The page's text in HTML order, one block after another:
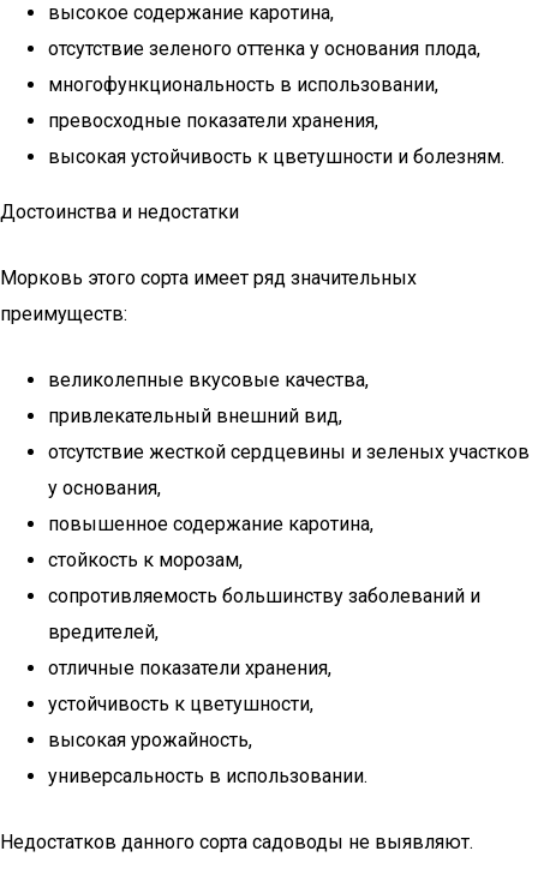
высокое содержание каротина,
отсутствие зеленого оттенка у основания плода,
многофункциональность в использовании,
превосходные показатели хранения,
высокая устойчивость к цветушности и болезням.
Достоинства и недостатки
Морковь этого сорта имеет ряд значительных
преимуществ:
великолепные вкусовые качества,
привлекательный внешний вид,
отсутствие жесткой сердцевины и зеленых участков
у основания,
повышенное содержание каротина,
стойкость к морозам,
сопротивляемость большинству заболеваний и
вредителей,
отличные показатели хранения,
устойчивость к цветушности,
высокая урожайность,
универсальность в использовании.
Недостатков данного сорта садоводы не выявляют.